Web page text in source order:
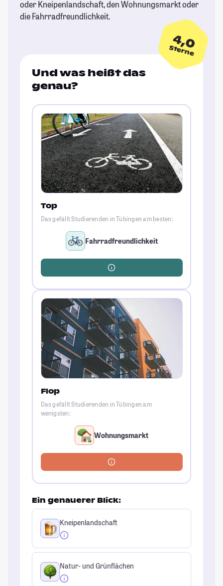
oder Kneipenlandschaft, den Wohnungsmarkt oder
die Fahrradfreundlichkeit.
4,0
Sterne
Und was heißt das
genau?
Top
Das gefällt Studierenden in Tübingen am besten:
Fahrradfreundlichkeit
Flop
Das gefällt Studierenden in Tübingen am
wenigsten:
Wohnungsmarkt
Ein genauerer Blick:
Kneipenlandschaft
Natur- und Grünflächen